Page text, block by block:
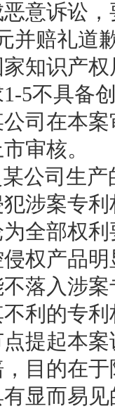
意诉讼
并赔礼道
知识产
5不具备
司在本
审核。
司生产
涉案专
全部权
权产品
落入涉
利的专
提起本
目的在
显而易